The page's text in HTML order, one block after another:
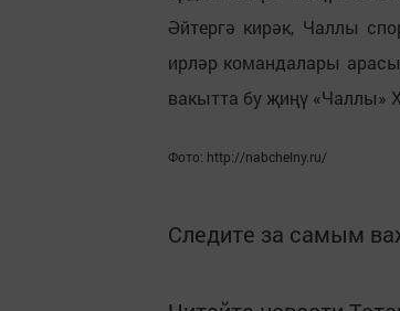
Әйтергә кирәк, Чаллы
ирләр командалары
вакытта бу җиңү «Чаллы»
Фото: http://nabchelny.ru/
Следите за самым